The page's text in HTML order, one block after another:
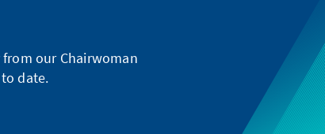
our Chairwoman
date.